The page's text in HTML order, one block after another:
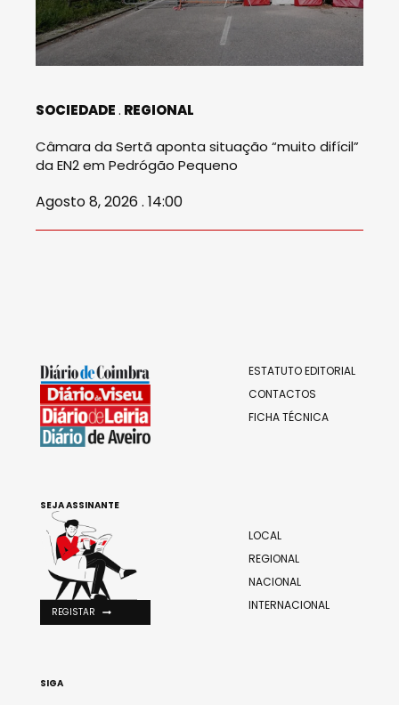
SOCIEDADE REGIONAL
Câmara da Sertã aponta situação “muito difícil”
da EN2 em Pedrógão Pequeno
Agosto 8, 2026 . 14:00
ESTATUTO EDITORIAL
CONTACTOS
FICHA TÉCNICA
LOCAL
REGIONAL
NACIONAL
INTERNACIONAL
SEJA ASSINANTE
REGISTAR
SIGA